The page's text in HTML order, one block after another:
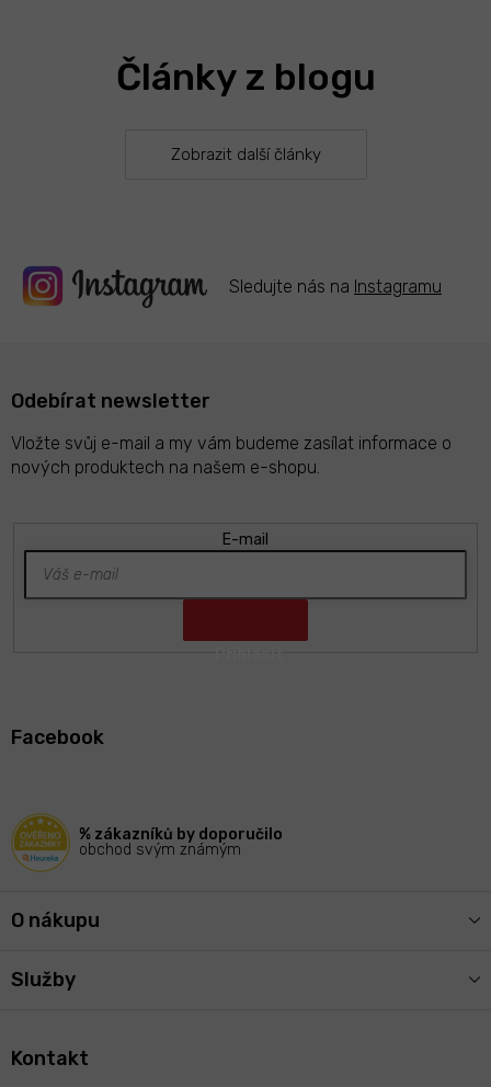
d
a
p
p
Články z blogu
Zobrazit další články
Sledujte nás na Instagramu
Odebírat newsletter
Vložte svůj e-mail a my vám budeme zasílat informace o
nových produktech na našem e-shopu.
E-mail
Facebook
% zákazníků by doporučilo
obchod svým známým
O nákupu
Služby
Kontakt